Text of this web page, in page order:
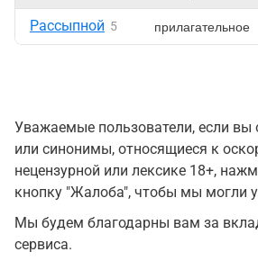
Рассыпной 5 прилагательное
Уважаемые пользователи, если вы
или синонимы, относящиеся к
нецензурной или лексике 18+,
кнопку "Жалоба", чтобы мы могли
Мы будем благодарны вам за
сервиса.